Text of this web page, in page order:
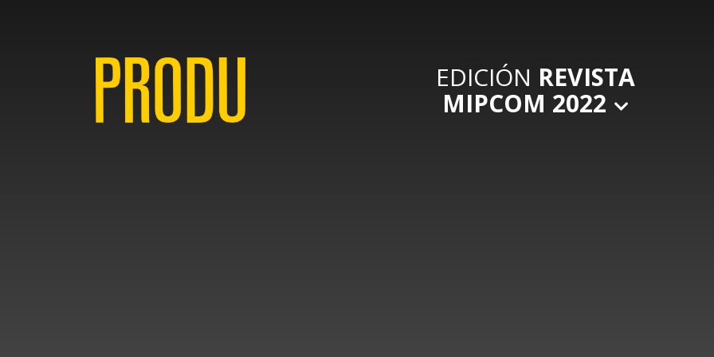
EDICIÓN REVISTA
MIPCOM 2022